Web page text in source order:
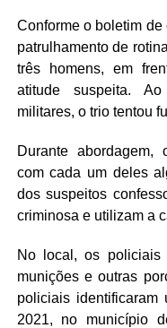
Conforme o boletim
patrulhamento de
três homens, em
atitude suspeita.
militares, o trio tentou
Durante abordagem,
com cada um deles
dos suspeitos
criminosa e utilizam a
No local, os policiais
munições e outras
policiais
2021, no município